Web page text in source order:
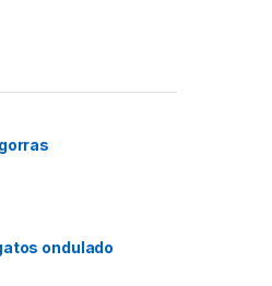
ondulado